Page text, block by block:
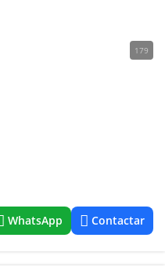
179
WhatsApp Contactar